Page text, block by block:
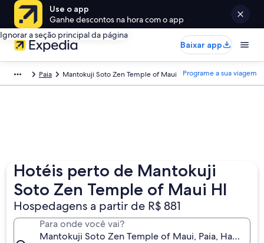
Use o app
Ganhe descontos na hora com o app
Ignorar a seção principal da página
Baixar app
Paia Mantokuji Soto Zen Temple of Maui Programe a sua viagem
Hotéis perto de Mantokuji
Soto Zen Temple of Maui HI
Hospedagens a partir de R$ 881
Para onde você vai?
Mantokuji Soto Zen Temple of Maui, Paia, Havaí,